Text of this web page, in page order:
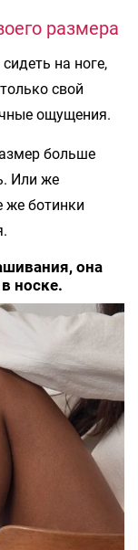
размера
на ноге,
свой
ощущения.
больше
Или же
же ботинки
она
носке.